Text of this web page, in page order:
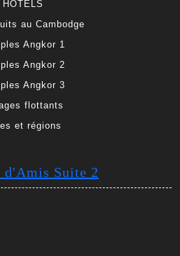
HOTELS
au Cambodge
Angkor 1
Angkor 2
Angkor 3
flottants
et régions
d'Amis Suite 2